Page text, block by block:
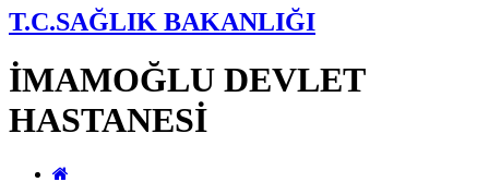
T.C.SAĞLIK BAKANLIĞI
İMAMOĞLU DEVLET
HASTANESİ